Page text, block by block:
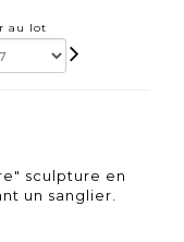
au lot
sculpture en
un sanglier.